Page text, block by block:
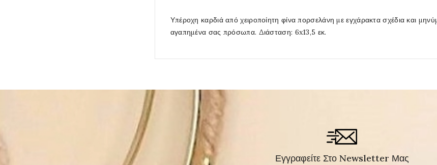
Υπέροχη καρδιά από χειροποίητη φίνα πορσελάνη με εγχάρακτα σχέδια και
αγαπημένα σας πρόσωπα. Διάσταση: 6x13,5 εκ.
Εγγραφείτε Στο Newsletter Μας